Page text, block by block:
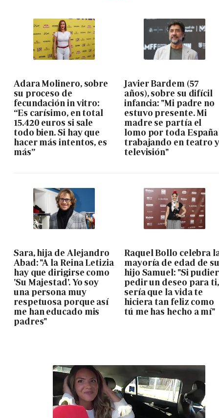
Adara Molinero, sobre
su proceso de
fecundación in vitro:
“Es carísimo, en total
15.420 euros si sale
todo bien. Si hay que
hacer más intentos, es
más”
Javier Bardem (57
años), sobre su difícil
infancia: "Mi padre no
estuvo presente. Mi
madre se partía el
lomo por toda España
trabajando en teatro
televisión"
Sara, hija de Alejandro
Abad: "A la Reina Letizia
hay que dirigirse como
'Su Majestad'. Yo soy
una persona muy
respetuosa porque así
me han educado mis
padres"
Raquel Bollo celebra
mayoría de edad de
hijo Samuel: "Si
pedir un deseo para ti,
sería que la vida te
hiciera tan feliz como
tú me has hecho a mí"